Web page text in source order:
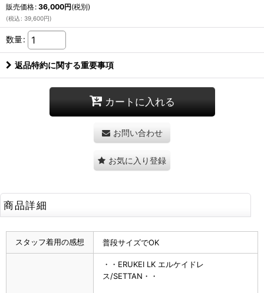
販売価格: 36,000円(税別)
(税込 : 39,600円)
数量:
返品特約に関する重要事項
カートに入れる
お問い合わせ
お気に入り登録
商品詳細
スタッフ着用の感想 普段サイズでOK
・・ERUKEI LK エルケイドレ
ス/SETTAN・・